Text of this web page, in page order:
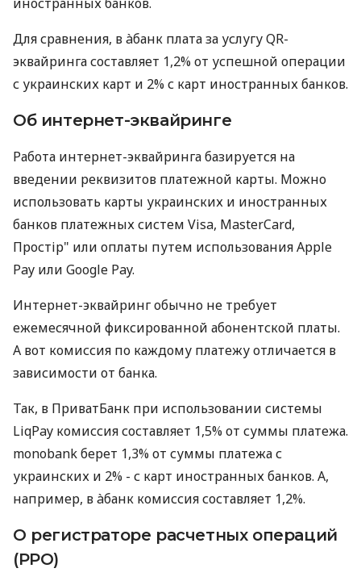
Для сравнения, в àбанк плата за услугу QR-
эквайринга составляет 1,2% от успешной операции
с украинских карт и 2% с карт иностранных банков.
Об интернет-эквайринге
Работа интернет-эквайринга базируется на
введении реквизитов платежной карты. Можно
использовать карты украинских и иностранных
банков платежных систем Visa, MasterCard,
Простір" или оплаты путем использования Apple
Pay или Google Pay.
Интернет-эквайринг обычно не требует
ежемесячной фиксированной абонентской платы.
А вот комиссия по каждому платежу отличается в
зависимости от банка.
Так, в ПриватБанк при использовании системы
LiqPay комиссия составляет 1,5% от суммы платежа.
monobank берет 1,3% от суммы платежа с
украинских и 2% - с карт иностранных банков. А,
например, в àбанк комиссия составляет 1,2%.
О регистраторе расчетных операций
(РРО)